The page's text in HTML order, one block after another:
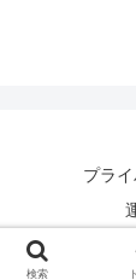
プラ
Ninth Code.
検索